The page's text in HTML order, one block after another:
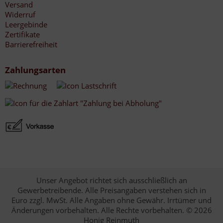
Versand
Widerruf
Leergebinde
Zertifikate
Barrierefreiheit
Zahlungsarten
Unser Angebot richtet sich ausschließlich an
Gewerbetreibende. Alle Preisangaben verstehen sich in
Euro zzgl. MwSt. Alle Angaben ohne Gewähr. Irrtümer und
Änderungen vorbehalten. Alle Rechte vorbehalten. © 2026
Honig Reinmuth